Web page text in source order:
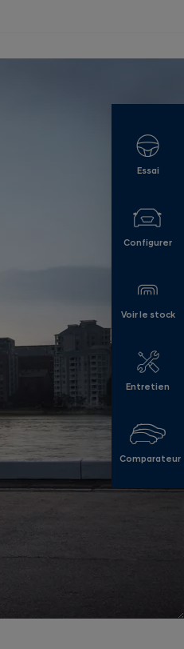
Essai
Configurer
Voir le stock
Entretien
Comparateur